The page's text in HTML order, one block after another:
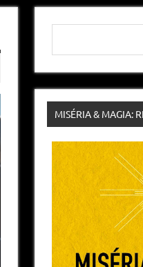
Pesquisar
MISÉRIA & MAGIA: